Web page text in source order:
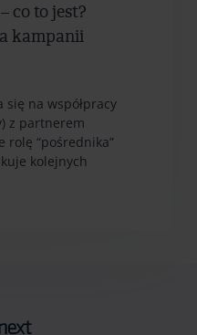
co to jest?
kampanii
na współpracy
z partnerem
rolę “pośrednika”
kolejnych